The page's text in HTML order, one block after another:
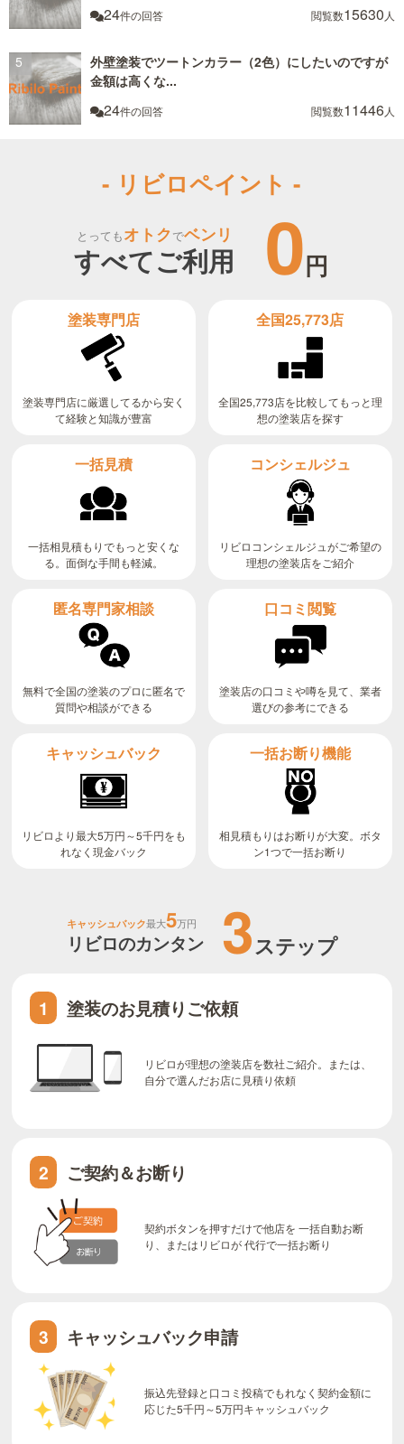
24件の回答 閲覧数15630 人
外壁塗装でツートンカラー（2色）にしたいのですが
金額は高くな...
24件の回答 閲覧数11446人
- リビロペイント -
とってもオトクでベンリ
すべてご利用 0円
塗装専門店
塗装専門店に厳選してるから安く
て経験と知識が豊富
全国25,773店
全国25,773店を比較してもっと理
想の塗装店を探す
一括見積
一括相見積もりでもっと安くな
る。面倒な手間も軽減。
コンシェルジュ
リビロコンシェルジュがご希望の
理想の塗装店をご紹介
匿名専門家相談
無料で全国の塗装のプロに匿名で
質問や相談ができる
口コミ閲覧
塗装店の口コミや噂を見て、業者
選びの参考にできる
キャッシュバック
リビロより最大5万円～5千円をも
れなく現金バック
一括お断り機能
相見積もりはお断りが大変。ボタ
ン1つで一括お断り
キャッシュバック最大5万円
リビロのカンタン 3ステップ
1 塗装のお見積りご依頼
リビロが理想の塗装店を数社ご紹介。または、
自分で選んだお店に見積り依頼
2 ご契約＆お断り
契約ボタンを押すだけで他店を 一括自動お断
り、またはリビロが 代行で一括お断り
3 キャッシュバック申請
振込先登録と口コミ投稿でもれなく契約金額に
応じた5千円～5万円キャッシュバック